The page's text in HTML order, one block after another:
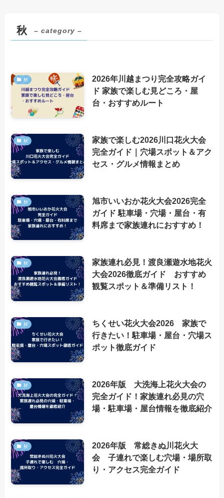
秋 – category –
秋
2026年川越まつり完全攻略ガイ
ド 家族で楽しむ見どころ・屋
台・おすすめルート
秋
家族で楽しむ2026川口花火大会
完全ガイド｜穴場スポット＆アク
セス・グルメ情報まとめ
秋
旭市いいおか花火大会2026完全
ガイド 駐車場・穴場・屋台・有
料席まで家族連れにおすすめ！
秋
家族連れ必見！渡良瀬遊水地花火
大会2026徹底ガイド おすすめ
観覧スポット＆準備リスト！
秋
ちくせい花火大会2026 家族で
行きたい！駐車場・屋台・穴場ス
ポット徹底ガイド
秋
2026年版 大洗海上花火大会の
完全ガイド！家族連れ必見の穴
場・駐車場・屋台情報を徹底紹介
秋
2026年版 常総きぬ川花火大
会 子連れで楽しむ穴場・場所取
り・アクセス完全ガイド